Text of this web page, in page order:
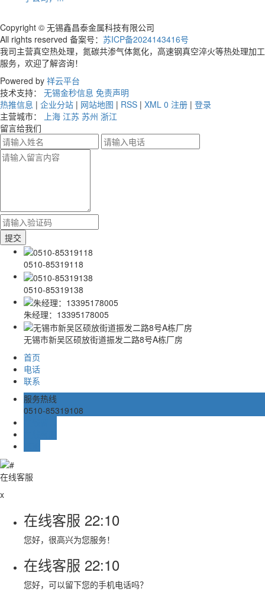
Copyright © 无锡鑫昌泰金属科技有限公司
All rights reserved 备案号： 苏ICP备2024143416号
我司主营真空热处理，氮碳共渗气体氮化，高速钢真空淬火等热处理加工
服务，欢迎了解咨询！
Powered by 祥云平台
技术支持： 无锡金秒信息 免责声明
热推信息 | 企业分站 | 网站地图 | RSS | XML 0 注册 | 登录
主营城市：
上海 江苏 苏州 浙江
留言给我们
0510-85319118
0510-85319138
朱经理：13395178005
无锡市新吴区硕放街道振发二路8号A栋厂房
首页
电话
联系
服务热线
0510-85319108
在线客服
x
在线客服 22:10
您好，很高兴为您服务！
在线客服 22:10
您好，可以留下您的手机电话吗？